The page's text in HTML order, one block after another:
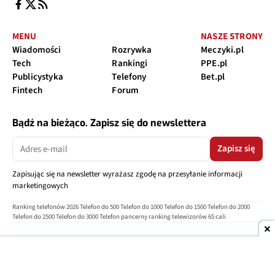
MENU
Wiadomości
Tech
Publicystyka
Fintech
Rozrywka
Rankingi
Telefony
Forum
NASZE STRONY
Meczyki.pl
PPE.pl
Bet.pl
Bądź na bieżąco. Zapisz się do newslettera
Zapisz się
Zapisując się na newsletter wyrażasz zgodę na przesyłanie informacji
marketingowych
Ranking telefonów 2026Telefon do 500Telefon do 1000Telefon do 1500Telefon do 2000
Telefon do 2500Telefon do 3000Telefon pancerny ranking telewizorów 65 cali